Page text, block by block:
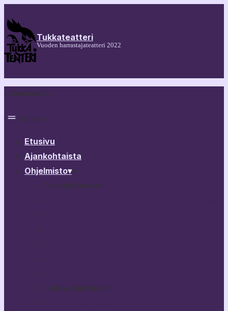
Tukkateatteri
Vuoden harrastajateatteri 2022
Päänavigaatio
Valikko
Etusivu
Ajankohtaista
Ohjelmisto▾▾
Nyt ohjelmistossa
Tulossa ohjelmistoon